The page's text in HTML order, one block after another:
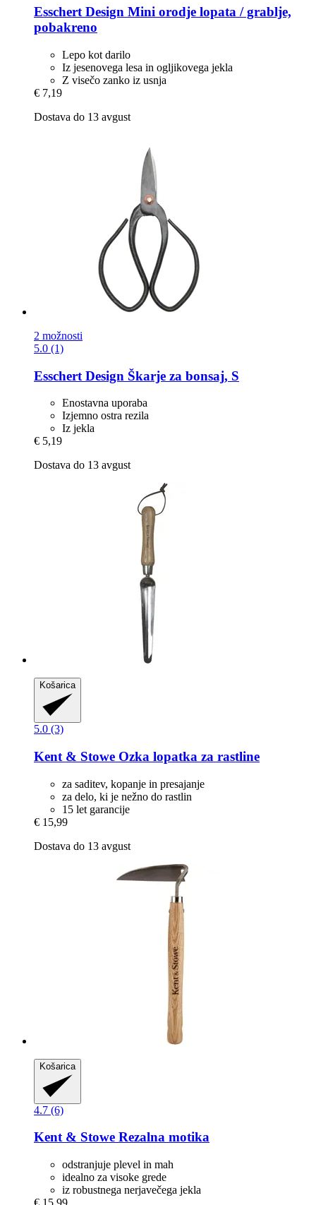
Esschert Design Mini orodje lopata / grablje,
pobakreno
Lepo kot darilo
Iz jesenovega lesa in ogljikovega jekla
Z visečo zanko iz usnja
€ 7,19
Dostava do 13 avgust
2 možnosti
5.0 (1)
Esschert Design Škarje za bonsaj, S
Enostavna uporaba
Izjemno ostra rezila
Iz jekla
€ 5,19
Dostava do 13 avgust
Košarica
5.0 (3)
Kent & Stowe Ozka lopatka za rastline
za saditev, kopanje in presajanje
za delo, ki je nežno do rastlin
15 let garancije
€ 15,99
Dostava do 13 avgust
Košarica
4.7 (6)
Kent & Stowe Rezalna motika
odstranjuje plevel in mah
idealno za visoke grede
iz robustnega nerjavečega jekla
€ 15,99